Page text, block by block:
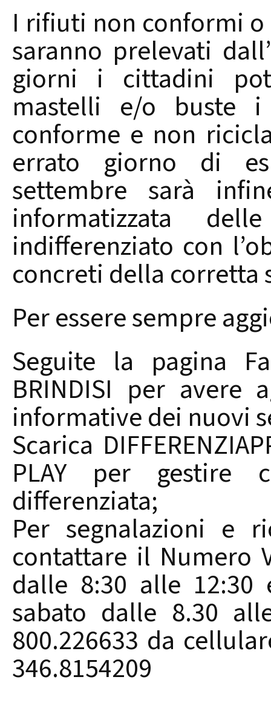
I rifiuti non conformi
saranno prelevati
giorni i cittadini
mastelli e/o buste
conforme e non
errato giorno di
settembre sarà
informatizzata
indifferenziato con
concreti della corretta
Per essere sempre
Seguite la pagina
BRINDISI per avere
informative dei nuovi
Scarica
PLAY per gestire
differenziata;
Per segnalazioni e
contattare il Numero
dalle 8:30 alle
sabato dalle 8.30
800.226633 da
346.8154209